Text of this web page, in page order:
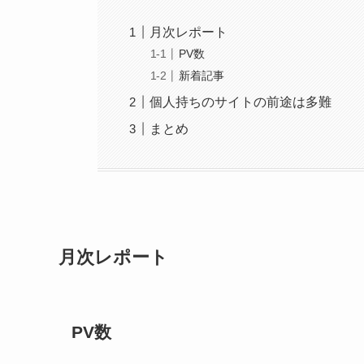
月次レポート
PV数
新着記事
個人持ちのサイトの前途は多難
まとめ
月次レポート
PV数